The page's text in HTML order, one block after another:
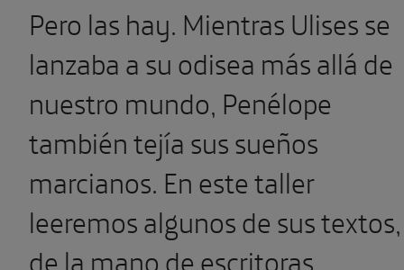
Pero las hay. Mientras Ulises se
lanzaba a su odisea más allá de
nuestro mundo, Penélope
también tejía sus sueños
marcianos. En este taller
leeremos algunos de sus textos,
de la mano de escritoras